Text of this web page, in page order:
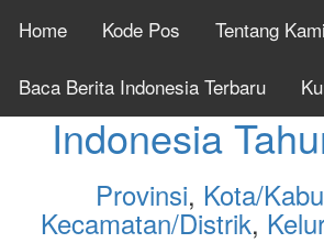
Home Kode Pos Tentang Kami
Baca Berita Indonesia Terbaru
Cek Kode Pos
Indonesia
Provinsi, Kota/
Kecamatan/Distrik,